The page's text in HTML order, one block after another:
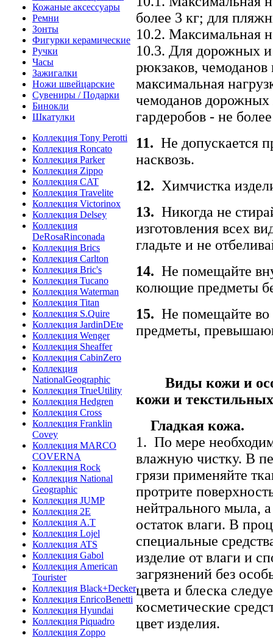
Кожаные аксессуары
Ремни
Зонты
Фигурки керамические
Ручки
Часы
Зажигалки
Ножи швейцарские
Сувениры / Подарки
Бинокли
Шкатулки
Коллекция Tony Perotti
Коллекция Roncato
Коллекция Parker
Коллекция Zippo
Коллекция CAT
Коллекция Travelite
Коллекция Victorinox
Коллекция Delsey
Коллекция
DeRosaRinconada
Коллекция Brics
Коллекция Carlton
Коллекция Bric's
Коллекция Tucano
Коллекция Waterman
Коллекция Titan
Коллекция S.Quire
Коллекция JardinDEte
Коллекция Wenger
Коллекция Sheaffer
Коллекция CabinZero
Коллекция
NationalGeographic
Коллекция TrueUtility
Коллекция Hedgren
Коллекция Cross
Коллекция Franklin
Covey
Коллекция MARCO
COVERNA
Коллекция Rock
Коллекция National
Geographic
Коллекция JUMP
Коллекция 2E
Коллекция A.T
Коллекция Lojel
Коллекция ATS
Коллекция Gabol
Коллекция American
Tourister
Коллекция Black+Decker
Коллекция EnricoBenetti
Коллекция Hyundai
Коллекция Piquadro
Коллекция Zoppo
более 3 кг; для
10.2. Максимальная
10.3. Для дорожных
рюкзаков,
максимальная
чемоданов дорожных
гардеробов - не
11. Не допускается
насквозь.
12. Химчистка
13. Никогда не
изготовления всех
гладьте и не
14. Не помещайте
колющие предметы
15. Не помещайте во
предметы,
Виды кожи и
кожи и
Гладкая кожа.
1. По мере
влажную чистку. В
грязи применяйте
протрите
нейтрального мыла,
остаток влаги. В
специальные
изделие от влаги и
загрязнений без
цвета и блеска
косметические
цвет изделия.